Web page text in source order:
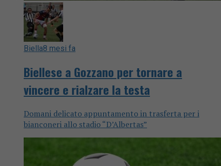
Biella8 mesi fa
Biellese a Gozzano per tornare a
vincere e rialzare la testa
Domani delicato appuntamento in trasferta per i
bianconeri allo stadio “D’Albertas”